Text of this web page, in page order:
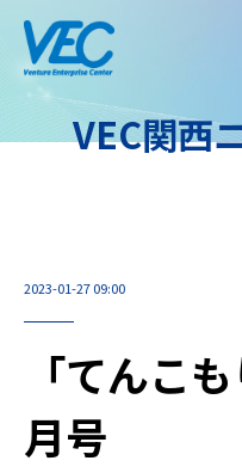
VEC関西
2023-01-27 09:00
「てんこ
月号